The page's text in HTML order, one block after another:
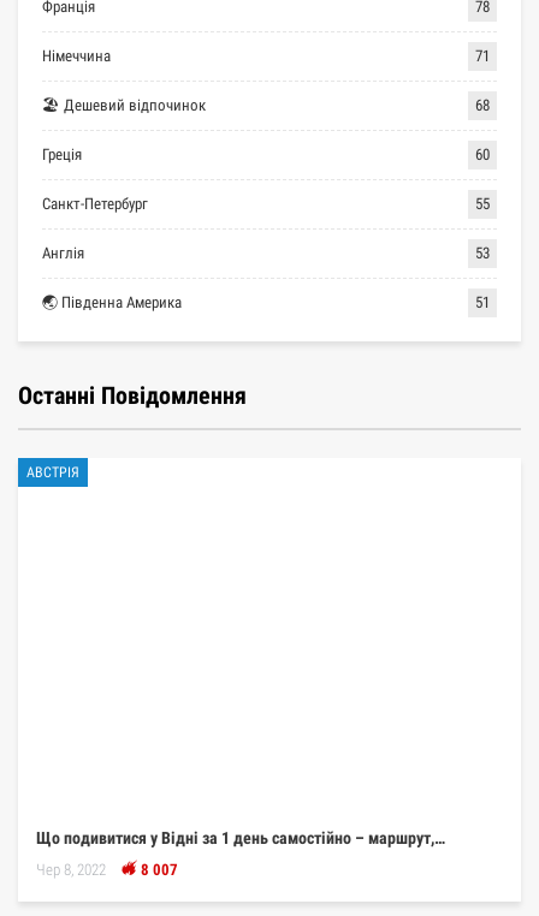
Франція 78
Німеччина 71
🏖 Дешевий відпочинок 68
Греція 60
Санкт-Петербург 55
Англія 53
🌏 Південна Америка 51
Останні Повідомлення
АВСТРІЯ
Що подивитися у Відні за 1 день самостійно – маршрут,…
Чер 8, 2022 8 007